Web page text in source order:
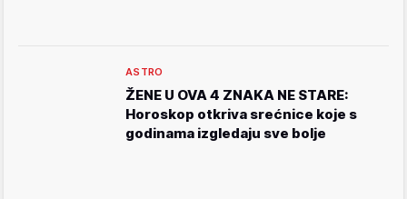
ASTRO
ŽENE U OVA 4 ZNAKA NE STARE:
Horoskop otkriva srećnice koje s
godinama izgledaju sve bolje